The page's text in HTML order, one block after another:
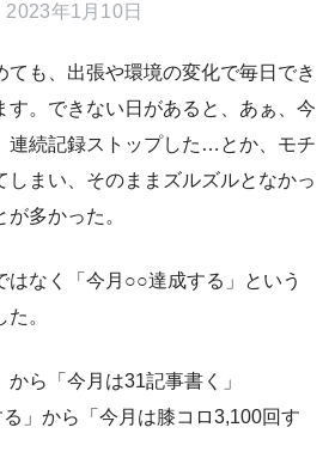
2023年1月10日
ても、出張や環境の変化で毎日でき
す。できない日があると、あぁ、今
連続記録ストップした…とか、モチ
しまい、そのままズルズルとなかっ
多かった。
はなく「今月○○達成する」という
。
から「今月は31記事書く」
る」から「今月は膝コロ3,100回す